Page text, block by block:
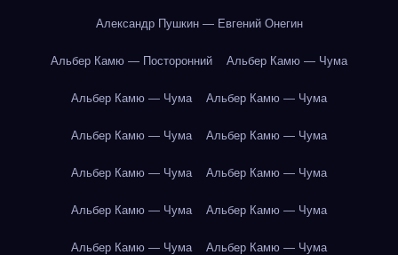
Александр Пушкин — Евгений Онегин
Альбер Камю — Посторонний Альбер Камю — Чума
Альбер Камю — Чума Альбер Камю — Чума
Альбер Камю — Чума Альбер Камю — Чума
Альбер Камю — Чума Альбер Камю — Чума
Альбер Камю — Чума Альбер Камю — Чума
Альбер Камю — Чума Альбер Камю — Чума